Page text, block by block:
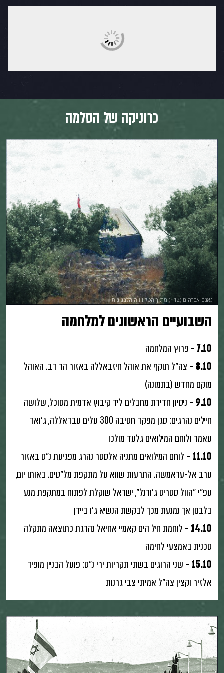
כרוניקה של הסלמה
גאנם אברהים (n12) מתוך הטלוויזיה הלבנונית
השבועיים הראשונים למלחמה
7.10 - פרוץ המלחמה
8.10 -
צה״ל תוקף את אוהל חיזבאללה באזור הר דב. האוהל
מוקם מחדש (בתמונה)
9.10 -
ניסיון חדירת מחבלים ליד קיבוץ אדמית מסוכל, שלושה
חיילים נהרגים: סגן מפקד חטיבה 300 עלים עבדאללה, ג׳ואד
עאמר ולוחם המילואים גלעד מולכו
11.10 - לוחם המילואים מתניה אלסטר נהרג מפגיעת נ״ט באזור
ערב אל-עראמשה. התרעות שווא על מתקפת מל״טים. באותו יום,
עפ״י ״הוול סטריט ג׳ורנל״, ישראל שוקלת לפתוח במתקפת מנע
בלבנון אך נמנעת מכך לבקשת הנשיא ג׳ו ביידן
14.10 - לוחמת חיל הים קאמיי אחיאל נהרגת כתוצאה מתקלה
טכנית באמצעי לחימה
15.10 -
שני הרוגים בשתי תקריות ירי נ״ט: פועל הבניין מופיד
אלזיר וקצין צה״ל אמיתי צבי גרנות